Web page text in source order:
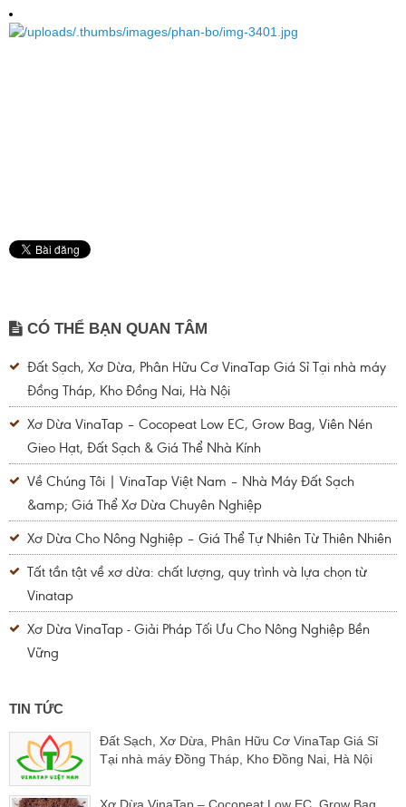
CÓ THỂ BẠN QUAN TÂM
Đất Sạch, Xơ Dừa, Phân Hữu Cơ VinaTap Giá Sỉ Tại nhà máy
Đồng Tháp, Kho Đồng Nai, Hà Nội
Xơ Dừa VinaTap – Cocopeat Low EC, Grow Bag, Viên Nén
Gieo Hạt, Đất Sạch & Giá Thể Nhà Kính
Về Chúng Tôi | VinaTap Việt Nam – Nhà Máy Đất Sạch
&amp; Giá Thể Xơ Dừa Chuyên Nghiệp
Xơ Dừa Cho Nông Nghiệp – Giá Thể Tự Nhiên Từ Thiên Nhiên
Tất tần tật về xơ dừa: chất lượng, quy trình và lựa chọn từ
Vinatap
Xơ Dừa VinaTap - Giải Pháp Tối Ưu Cho Nông Nghiệp Bền
Vững
TIN TỨC
Đất Sạch, Xơ Dừa, Phân Hữu Cơ VinaTap Giá Sỉ
Tại nhà máy Đồng Tháp, Kho Đồng Nai, Hà Nội